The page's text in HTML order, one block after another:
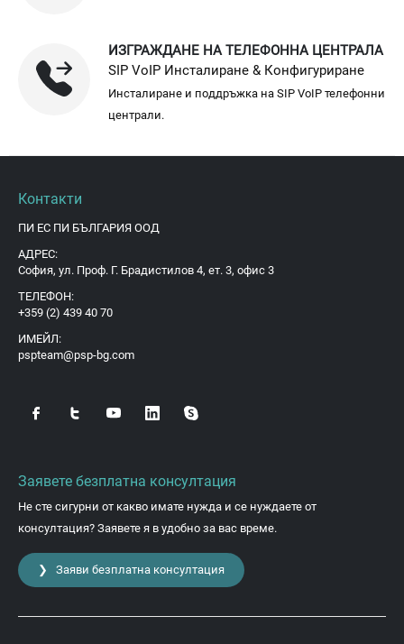
ИЗГРАЖДАНЕ НА ТЕЛЕФОННА ЦЕНТРАЛА
SIP VoIP Инсталиране & Конфигуриране
Инсталиране и поддръжка на SIP VoIP телефонни
централи.
Контакти
ПИ ЕС ПИ БЪЛГАРИЯ ООД
АДРЕС:
София, ул. Проф. Г. Брадистилов 4, ет. 3, офис 3
ТЕЛЕФОН:
+359 (2) 439 40 70
ИМЕЙЛ:
pspteam@psp-bg.com
Заявете безплатна консултация
Не сте сигурни от какво имате нужда и се нуждаете от
консултация? Заявете я в удобно за вас време.
❯ Заяви безплатна консултация